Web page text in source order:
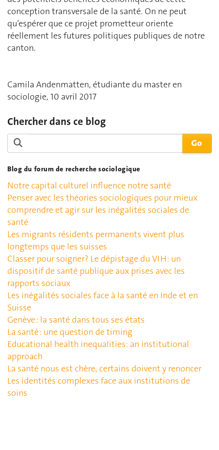
conception transversale de la santé. On ne peut
qu’espérer que ce projet prometteur oriente
réellement les futures politiques publiques de notre
canton.
Camila Andenmatten, étudiante du master en
sociologie, 10 avril 2017
Chercher dans ce blog
Blog du forum de recherche sociologique
Notre capital culturel influence notre santé
Penser avec les théories sociologiques pour mieux
comprendre et agir sur les inégalités sociales de
santé
Les migrants résidents permanents vivent plus
longtemps que les suisses
Classer pour soigner? Le dépistage du VIH: un
dispositif de santé publique aux prises avec les
rapports sociaux
Les inégalités sociales face à la santé en Inde et en
Suisse
Genève : la santé dans tous ses états
La santé : une question de timing
Educational health inequalities: an institutional
approach
La santé nous est chère, certains doivent y renoncer
Les identités complexes face aux institutions de
soins